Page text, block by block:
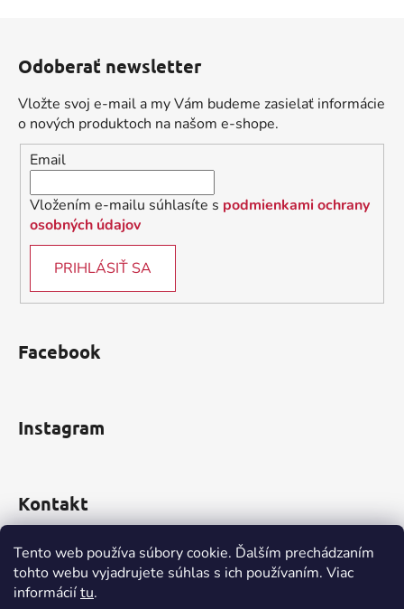
Tento web používa súbory cookie. Ďalším prechádzaním
tohto webu vyjadrujete súhlas s ich používaním. Viac
informáciítu.
Odoberať newsletter
Vložte svoj e-mail a my Vám budeme zasielať informácie
o nových produktoch na našom e-shope.
Email
Vložením e-mailu súhlasíte s podmienkami ochrany
osobných údajov
PRIHLÁSIŤ SA
Facebook
Instagram
Kontakt
obchod@incomp.sk
0910 999 552